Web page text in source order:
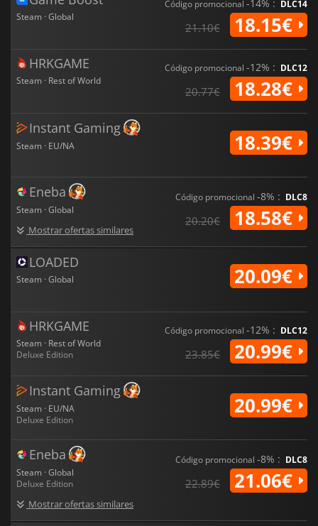
Steam · Global
Código promocional -14% : DLC14
21.10€ 18.15€
HRKGAME
Steam · Rest of World
Código promocional -12% : DLC12
20.77€ 18.28€
Instant Gaming
Steam · EU/NA 18.39€
Eneba
Steam · Global
Mostrar ofertas similares
Código promocional -8% : DLC8
20.20€ 18.58€
LOADED
Steam · Global 20.09€
HRKGAME
Steam · Rest of World
Deluxe Edition
Código promocional -12% : DLC12
23.85€ 20.99€
Instant Gaming
Steam · EU/NA
Deluxe Edition
20.99€
Eneba
Steam · Global
Deluxe Edition
Mostrar ofertas similares
Código promocional -8% : DLC8
22.89€ 21.06€